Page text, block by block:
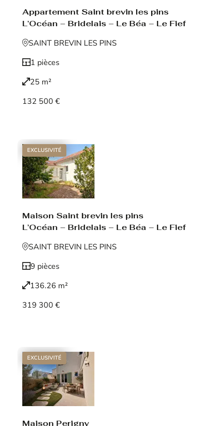
Appartement Saint brevin les pins
L’Océan – Bridelais – Le Béa – Le Fief
SAINT BREVIN LES PINS
1 pièces
25 m²
132 500 €
EXCLUSIVITÉ
Maison Saint brevin les pins
L’Océan – Bridelais – Le Béa – Le Fief
SAINT BREVIN LES PINS
9 pièces
136.26 m²
319 300 €
EXCLUSIVITÉ
Maison Perigny